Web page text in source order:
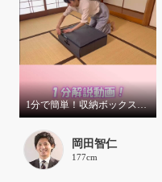
1分で簡単！収納ボックスの使い方
岡田智仁
177cm